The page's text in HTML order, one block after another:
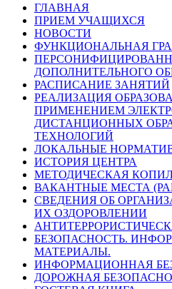
ГЛАВНАЯ
ПРИЕМ УЧАЩИХСЯ
НОВОСТИ
ФУНКЦИОНАЛЬНАЯ
ДОПОЛНИТЕЛЬНОГО
РАСПИСАНИЕ ЗАНЯТИЙ
РЕАЛИЗАЦИЯ
ПРИМЕНЕНИЕМ
ДИСТАНЦИОННЫХ
ТЕХНОЛОГИЙ
ЛОКАЛЬНЫЕ
ИСТОРИЯ ЦЕНТРА
МЕТОДИЧЕСКАЯ
ВАКАНТНЫЕ МЕСТА
СВЕДЕНИЯ ОБ
ИХ ОЗДОРОВЛЕНИИ
БЕЗОПАСНОСТЬ.
МАТЕРИАЛЫ.
ИНФОРМАЦИОННАЯ
ДОРОЖНАЯ